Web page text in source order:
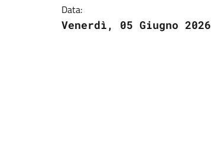
Data:
Venerdì, 05 Giugno 2026